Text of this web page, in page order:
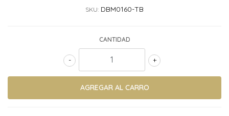
SKU: DBM0160-TB
CANTIDAD
+
-